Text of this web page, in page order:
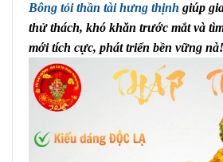
Bông tỏi thần tài hưng thịnh giúp
thử thách, khó khăn trước mắt và
mới tích cực, phát triển bền vững nà!